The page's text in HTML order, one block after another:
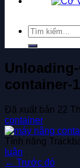
Tìm
kiếm:
container-1
Đã xuất bản 22
container
Tính năng
luận .
← Trước đó